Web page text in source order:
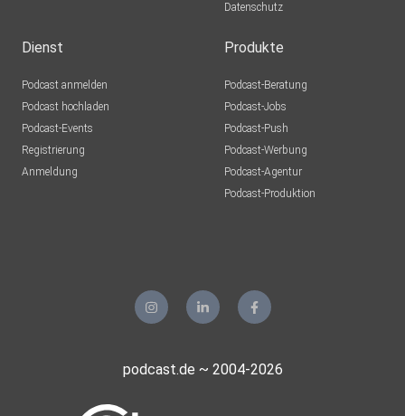
Datenschutz
Dienst
Podcast anmelden
Podcast hochladen
Podcast-Events
Registrierung
Anmeldung
Produkte
Podcast-Beratung
Podcast-Jobs
Podcast-Push
Podcast-Werbung
Podcast-Agentur
Podcast-Produktion
podcast.de ~ 2004-2026